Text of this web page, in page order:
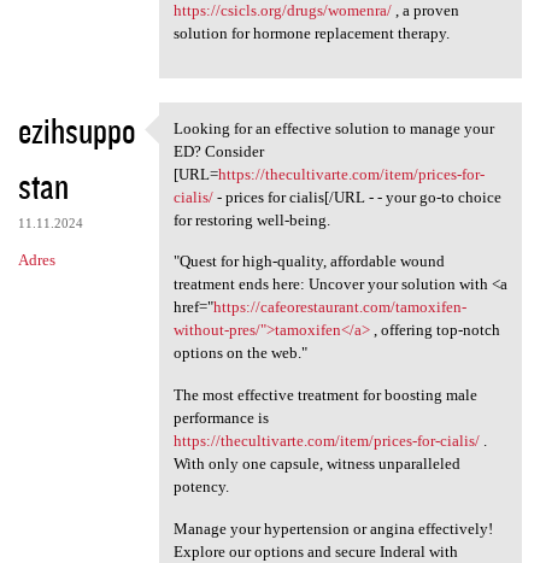
https://csicls.org/drugs/womenra/, a proven
solution for hormone replacement therapy.
ezihsuppo
stan
11.11.2024
Adres
Looking for an effective
Looking for an effective solution to manage your
ED? Consider
[URL=https://thecultivarte.com/item/prices-for-
cialis/- prices for cialis[/URL - - your go-to choice
for restoring well-being.
"Quest for high-quality, affordable wound
treatment ends here: Uncover your solution with <a
href="https://cafeorestaurant.com/tamoxifen-
without-pres/">tamoxifen</a>, offering top-notch
options on the web."
The most effective treatment for boosting male
performance is
https://thecultivarte.com/item/prices-for-cialis/.
With only one capsule, witness unparalleled
potency.
Manage your hypertension or angina effectively!
Explore our options and secure Inderal with